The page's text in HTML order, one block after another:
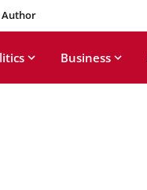
Author
Business